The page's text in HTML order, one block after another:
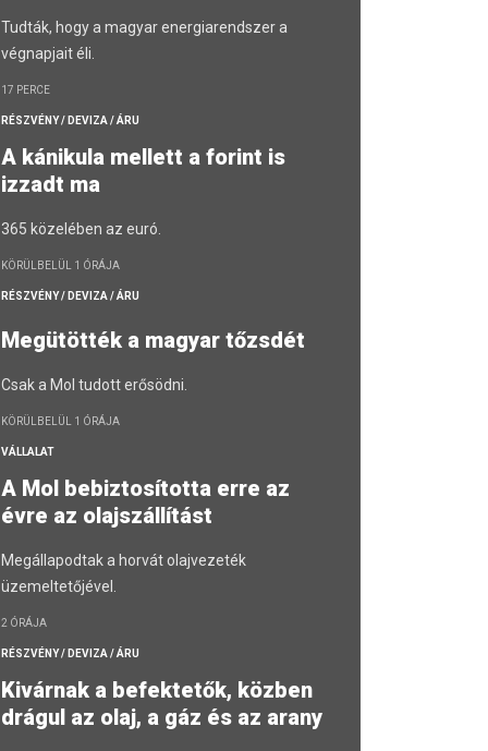
Tudták, hogy a magyar energiarendszer a
végnapjait éli.
17 PERCE
RÉSZVÉNY / DEVIZA / ÁRU
A kánikula mellett a forint is
izzadt ma
365 közelében az euró.
KÖRÜLBELÜL 1 ÓRÁJA
RÉSZVÉNY / DEVIZA / ÁRU
Megütötték a magyar tőzsdét
Csak a Mol tudott erősödni.
KÖRÜLBELÜL 1 ÓRÁJA
VÁLLALAT
A Mol bebiztosította erre az
évre az olajszállítást
Megállapodtak a horvát olajvezeték
üzemeltetőjével.
2 ÓRÁJA
RÉSZVÉNY / DEVIZA / ÁRU
Kivárnak a befektetők, közben
drágul az olaj, a gáz és az arany